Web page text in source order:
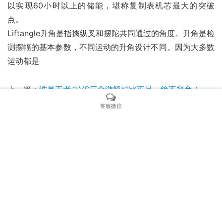
以实现60小时以上的储能，堪称复制表机芯最大的突破
点。
Liftangle升角是指擒纵叉和摆陀共同通过的角度。升角是检
测摆幅的基本参数，不同运动的升角设计不同。因为大多数
运动都是
上一篇：谁是王者？VS厂金游艇对比正品，绝不褪色！
VS厂欧米茄海马600挑战正品，终极决战谁主沉
客服微信